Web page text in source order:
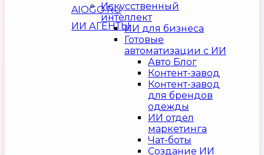
AIOGO.RU
ИИ АГЕНТЫ
Искусственный
интеллект
ИИ для бизнеса
Готовые
автоматизации с ИИ
Авто Блог
Контент-завод
Контент-завод
для брендов
одежды
ИИ отдел
маркетинга
Чат-боты
Создание ИИ